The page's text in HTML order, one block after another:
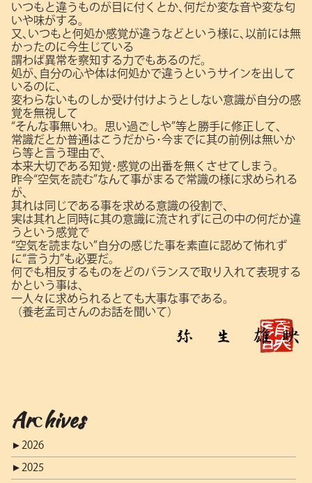
いつもと違うものが目に付くとか､何だか変な音や変な匂
いや味がする。
又､いつもと何処か感覚が違うなどという様に､以前には無
かったのに今生じている
謂わば異常を察知する力でもあるのだ。
処が､自分の心や体は何処かで違うというサインを出して
いるのに､
変わらないものしか受け付けようとしない意識が自分の感
覚を無視して
“そんな事無いわ。思い過ごしや”等と勝手に修正して､
常識だとか普通はこうだから･今までに其の前例は無いか
ら等と言う理由で､
本来大切である知覚･感覚の出番を無くさせてしまう。
昨今“空気を読む”なんて事がまるで常識の様に求められる
が､
其れは同じである事を求める意識の役割で､
実は其れと同時に其の意識に流されずに己の中の何だか違
うという感覚で
“空気を読まない”自分の感じた事を素直に認めて怖れず
に“言う力”も必要だ。
何でも相反するものをどのバランスで取り入れて表現する
かという事は､
一人々に求められるとても大事な事である。
（養老孟司さんのお話を聞いて）
Archives
► 2026
► 2025